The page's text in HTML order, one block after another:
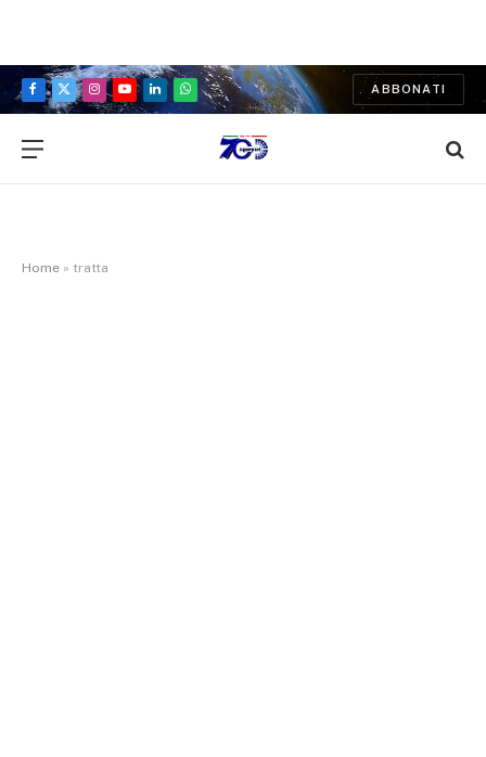
Facebook
X
Instagram
YouTubeLinkedInWhatsApp
ABBONATI
Home » tratta